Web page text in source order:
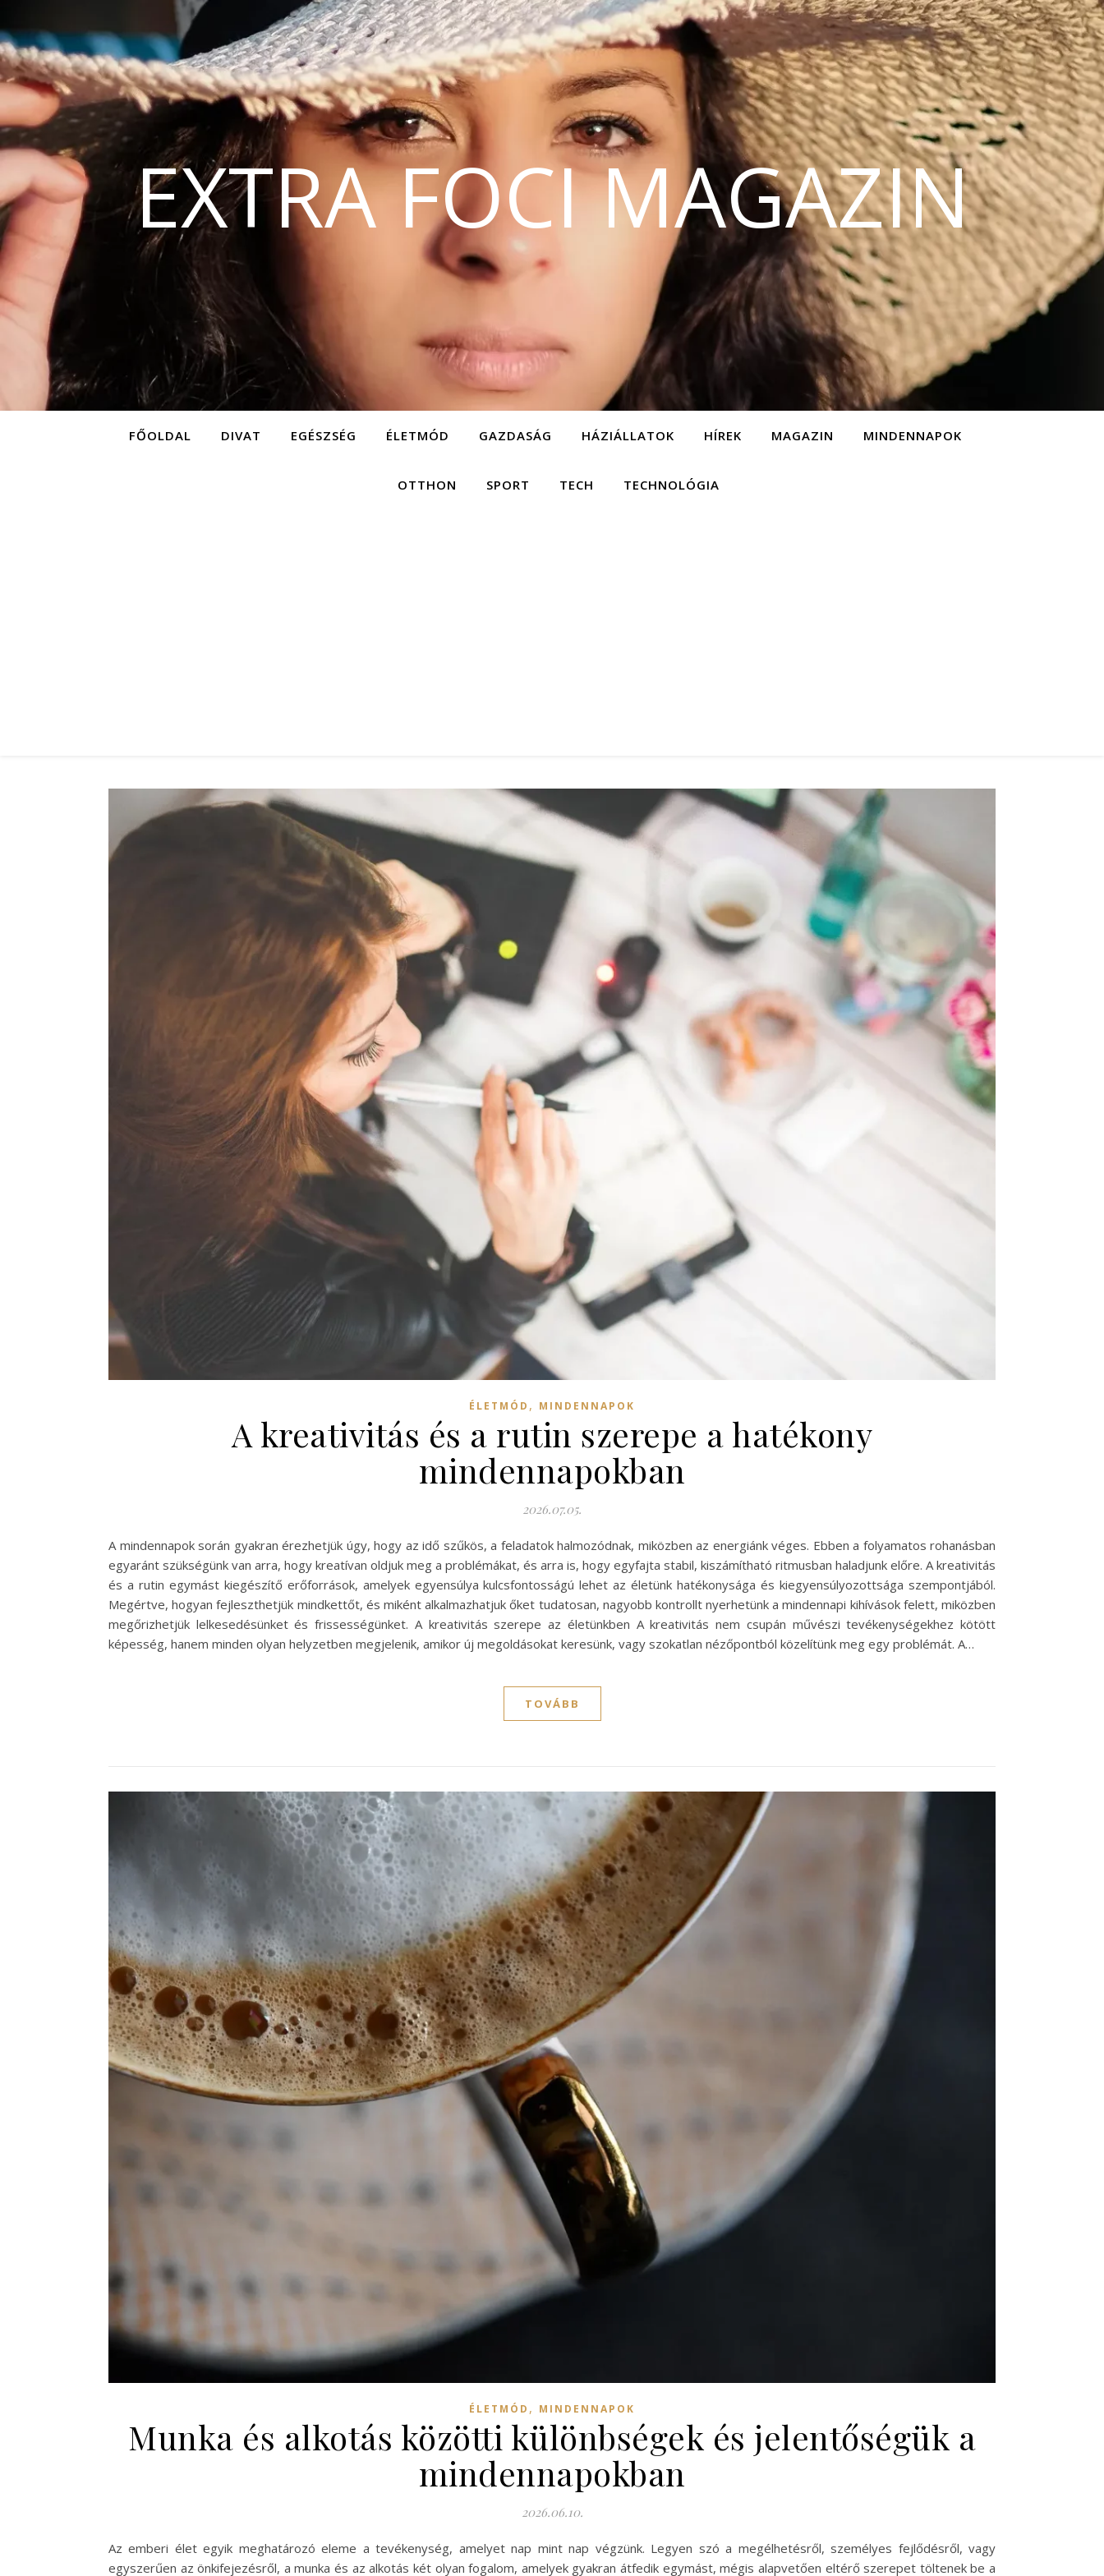
EXTRA FOCI MAGAZIN
FŐOLDAL DIVAT EGÉSZSÉG ÉLETMÓD GAZDASÁG HÁZIÁLLATOK HÍREK MAGAZIN MINDENNAPOK
OTTHON SPORT TECH TECHNOLÓGIA
ÉLETMÓD , MINDENNAPOK
A kreativitás és a rutin szerepe a hatékony
mindennapokban
2026.07.05.
A mindennapok során gyakran érezhetjük úgy, hogy az idő szűkös, a feladatok halmozódnak, miközben az energiánk véges. Ebben a folyamatos rohanásban
egyaránt szükségünk van arra, hogy kreatívan oldjuk meg a problémákat, és arra is, hogy egyfajta stabil, kiszámítható ritmusban haladjunk előre. A kreativitás
és a rutin egymást kiegészítő erőforrások, amelyek egyensúlya kulcsfontosságú lehet az életünk hatékonysága és kiegyensúlyozottsága szempontjából.
Megértve, hogyan fejleszthetjük mindkettőt, és miként alkalmazhatjuk őket tudatosan, nagyobb kontrollt nyerhetünk a mindennapi kihívások felett, miközben
megőrizhetjük lelkesedésünket és frissességünket. A kreativitás szerepe az életünkben A kreativitás nem csupán művészi tevékenységekhez kötött
képesség, hanem minden olyan helyzetben megjelenik, amikor új megoldásokat keresünk, vagy szokatlan nézőpontból közelítünk meg egy problémát. A…
TOVÁBB
ÉLETMÓD , MINDENNAPOK
Munka és alkotás közötti különbségek és jelentőségük a
mindennapokban
2026.06.10.
Az emberi élet egyik meghatározó eleme a tevékenység, amelyet nap mint nap végzünk. Legyen szó a megélhetésről, személyes fejlődésről, vagy
egyszerűen az önkifejezésről, a munka és az alkotás két olyan fogalom, amelyek gyakran átfedik egymást, mégis alapvetően eltérő szerepet töltenek be a